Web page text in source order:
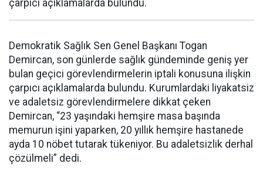
çarpıcı açıklamalarda bulundu.
Demokratik Sağlık Sen Genel Başkanı Togan
Demircan, son günlerde sağlık gündeminde geniş yer
bulan geçici görevlendirmelerin iptali konusuna ilişkin
çarpıcı açıklamalarda bulundu. Kurumlardaki liyakatsiz
ve adaletsiz görevlendirmelere dikkat çeken
Demircan, “23 yaşındaki hemşire masa başında
memurun işini yaparken, 20 yıllık hemşire hastanede
ayda 10 nöbet tutarak tükeniyor. Bu adaletsizlik derhal
çözülmeli” dedi.